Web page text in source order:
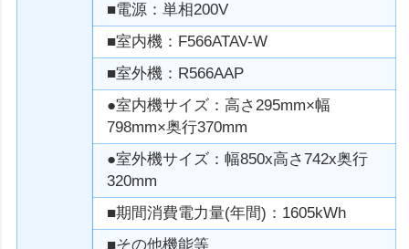
■電源：単相200V
■室内機：F566ATAV-W
■室外機：R566AAP
●室内機サイズ：高さ295mm×幅
798mm×奥行370mm
●室外機サイズ：幅850x高さ742x奥行
320mm
■期間消費電力量(年間)：1605kWh
■その他機能等